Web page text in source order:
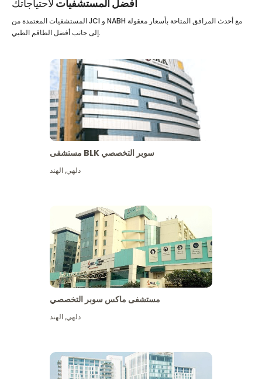
أفضل المستشفيات لاحتياجاتك
المستشفيات المعتمدة من JCI و NABH مع أحدث المرافق المتاحة بأسعار معقولة
إلى جانب أفضل الطاقم الطبي.
مستشفى BLK سوبر التخصصي
دلهي,الهند
مستشفى ماكس سوبر التخصصي
دلهي,الهند